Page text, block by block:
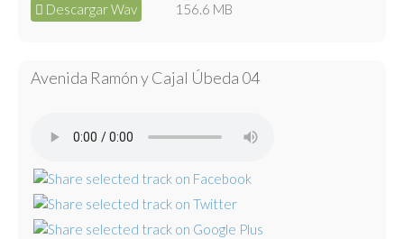
Descargar Wav 156.6 MB
Avenida Ramón y Cajal Úbeda 04